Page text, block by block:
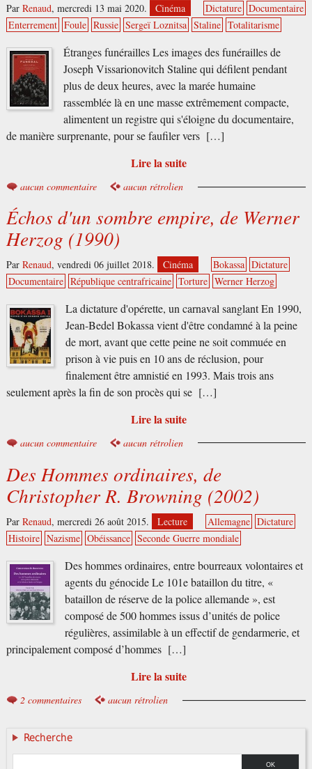
Par Renaud, mercredi 13 mai 2020. Cinéma Dictature Documentaire
Enterrement Foule Russie Sergeï Loznitsa Staline Totalitarisme
Étranges funérailles Les images des funérailles de
Joseph Vissarionovitch Staline qui défilent pendant
plus de deux heures, avec la marée humaine
rassemblée là en une masse extrêmement compacte,
alimentent un registre qui s'éloigne du documentaire,
de manière surprenante, pour se faufiler vers […]
Lire la suite
aucun commentaire aucun rétrolien
Échos d'un sombre empire, de Werner
Herzog (1990)
Par Renaud, vendredi 06 juillet 2018. Cinéma Bokassa Dictature
Documentaire République centrafricaine Torture Werner Herzog
La dictature d'opérette, un carnaval sanglant En 1990,
Jean-Bedel Bokassa vient d'être condamné à la peine
de mort, avant que cette peine ne soit commuée en
prison à vie puis en 10 ans de réclusion, pour
finalement être amnistié en 1993. Mais trois ans
seulement après la fin de son procès qui se […]
Lire la suite
aucun commentaire aucun rétrolien
Des Hommes ordinaires, de
Christopher R. Browning (2002)
Par Renaud, mercredi 26 août 2015. Lecture Allemagne Dictature
Histoire Nazisme Obéissance Seconde Guerre mondiale
Des hommes ordinaires, entre bourreaux volontaires et
agents du génocide Le 101e bataillon du titre, «
bataillon de réserve de la police allemande », est
composé de 500 hommes issus d’unités de police
régulières, assimilable à un effectif de gendarmerie, et
principalement composé d’hommes […]
Lire la suite
2 commentaires aucun rétrolien
Recherche